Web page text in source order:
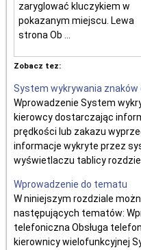
zaryglować kluczykiem w
pokazanym miejscu. Lewa
strona Ob ...
Zobacz tez:
System wykrywania znaków
Wprowadzenie System
kierowcy dostarczając
prędkości lub zakazu
informacje wykryte przez
wyświetlaczu tablicy
Wprowadzenie do tematu
W niniejszym rozdziale
następujących tematów:
telefoniczna Obsługa
kierownicy wielofunkcyjnej